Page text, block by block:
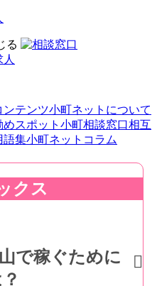
ンテンツ小町ネットについて
スポット 小町相談窓口相互
語集小町ネットコラム
で稼ぐために